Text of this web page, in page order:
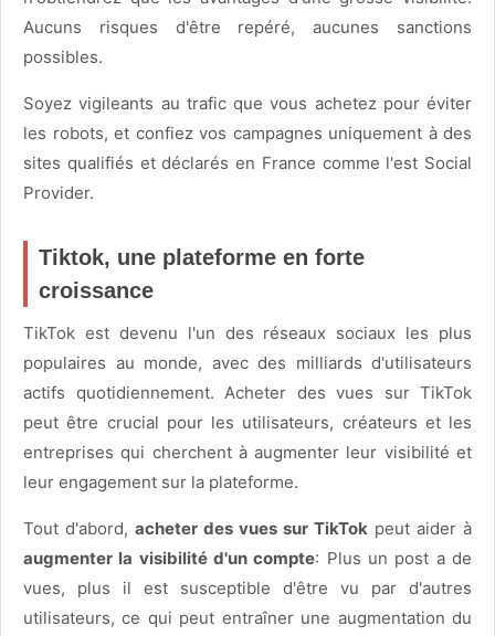
Aucuns risques d'être repéré, aucunes sanctions
possibles.
Soyez vigileants au trafic que vous achetez pour éviter
les robots, et confiez vos campagnes uniquement à des
sites qualifiés et déclarés en France comme l'est Social
Provider.
Tiktok, une plateforme en forte
croissance
TikTok est devenu l'un des réseaux sociaux les plus
populaires au monde, avec des milliards d'utilisateurs
actifs quotidiennement. Acheter des vues sur TikTok
peut être crucial pour les utilisateurs, créateurs et les
entreprises qui cherchent à augmenter leur visibilité et
leur engagement sur la plateforme.
Tout d'abord, acheter des vues sur TikTok peut aider à
augmenter la visibilité d'un compte: Plus un post a de
vues, plus il est susceptible d'être vu par d'autres
utilisateurs, ce qui peut entraîner une augmentation du